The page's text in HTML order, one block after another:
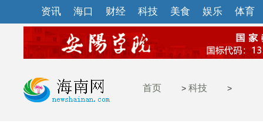
资讯 海口 财经 科技 美食 娱乐 体育
首页 > 科技 >